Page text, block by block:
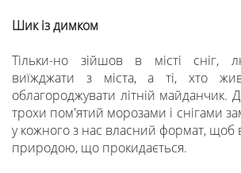
Шик із димком
Тільки-но зійшов в місті сніг,
виїжджати з міста, а ті, хто
облагороджувати літній майданчик.
трохи пом'ятий морозами і снігами
у кожного з нас власний формат, щоб
природою, що прокидається.